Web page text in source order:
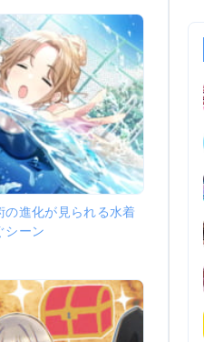
の進化が見られる水着
シーン